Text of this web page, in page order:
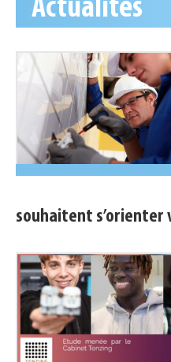
Actualités
souhaitent s’orienter